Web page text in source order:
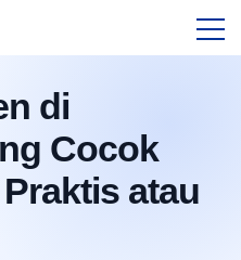
di
Cocok
atau